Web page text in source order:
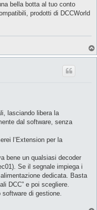
bella botta al tuo conto
prodotti di DCCWorld
lasciando libera la
dal software, senza
l’Extension per la
bene un qualsiasi decoder
Se il segnale impiega i
dedicata. Basta
DCC” e poi scegliere.
di gestione.